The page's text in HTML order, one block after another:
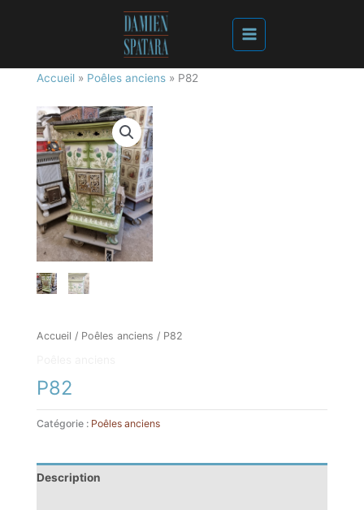
Accueil» Poêles anciens» P82
Accueil / Poêles anciens / P82
P82
Catégorie : Poêles anciens
Description